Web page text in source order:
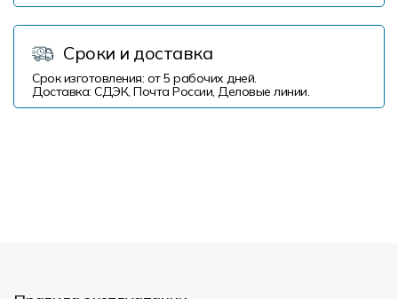
Сроки и доставка
Срок изготовления: от 5 рабочих дней.
Доставка: СДЭК, Почта России, Деловые линии.